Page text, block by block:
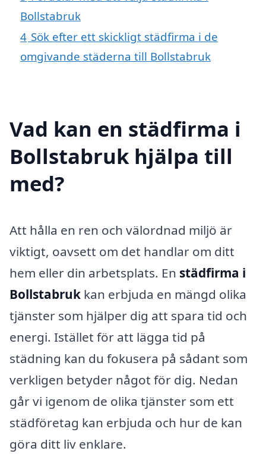
Bollstabruk
4 Sök efter ett skickligt städfirma i de
omgivande städerna till Bollstabruk
Vad kan en städfirma i
Bollstabruk hjälpa till
med?
Att hålla en ren och välordnad miljö är
viktigt, oavsett om det handlar om ditt
hem eller din arbetsplats. En städfirma i
Bollstabruk kan erbjuda en mängd olika
tjänster som hjälper dig att spara tid och
energi. Istället för att lägga tid på
städning kan du fokusera på sådant som
verkligen betyder något för dig. Nedan
går vi igenom de olika tjänster som ett
städföretag kan erbjuda och hur de kan
göra ditt liv enklare.